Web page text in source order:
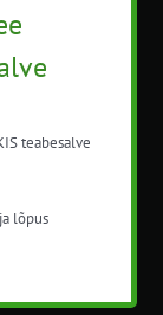
alt
teabesalve
lõpus